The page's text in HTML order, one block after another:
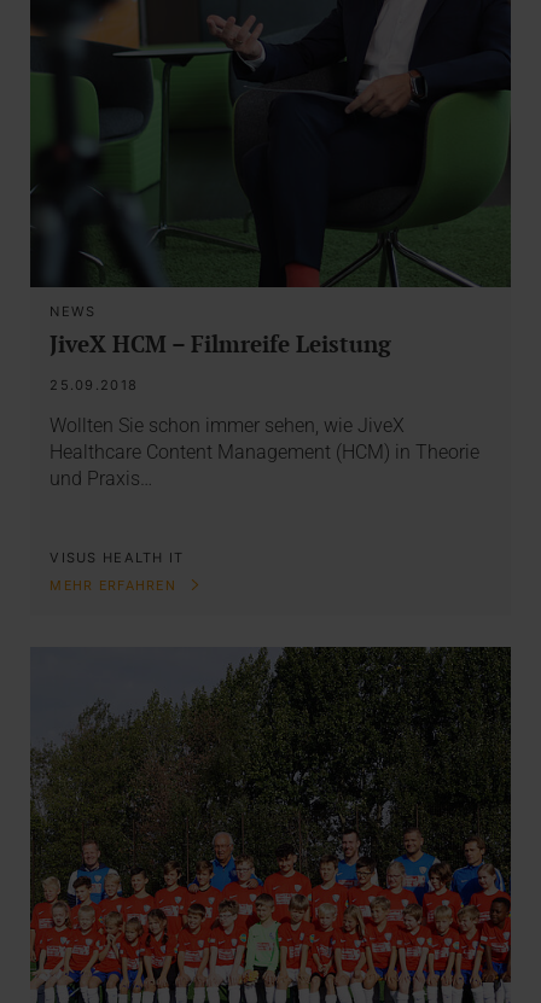
NEWS
JiveX HCM – Filmreife Leistung
25.09.2018
Wollten Sie schon immer sehen, wie JiveX
Healthcare Content Management (HCM) in Theorie
und Praxis…
VISUS HEALTH IT
MEHR ERFAHREN